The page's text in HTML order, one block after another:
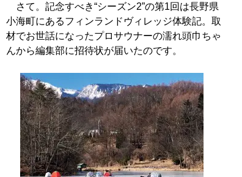
さて。記念すべき“シーズン2”の第1回は長野県
小海町にあるフィンランドヴィレッジ体験記。取
材でお世話になったプロサウナーの濡れ頭巾ちゃ
んから編集部に招待状が届いたのです。